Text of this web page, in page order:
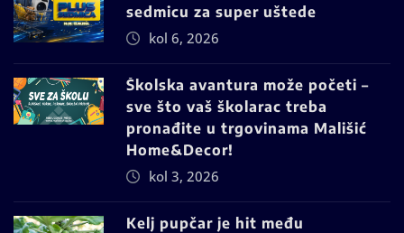
sedmicu za super uštede
kol 6, 2026
Školska avantura može početi –
sve što vaš školarac treba
pronađite u trgovinama Mališić
Home&Decor!
kol 3, 2026
Kelj pupčar je hit među